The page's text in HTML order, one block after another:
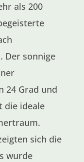
als 200
Der sonnige
24 Grad und
die ideale
sich die
wurde